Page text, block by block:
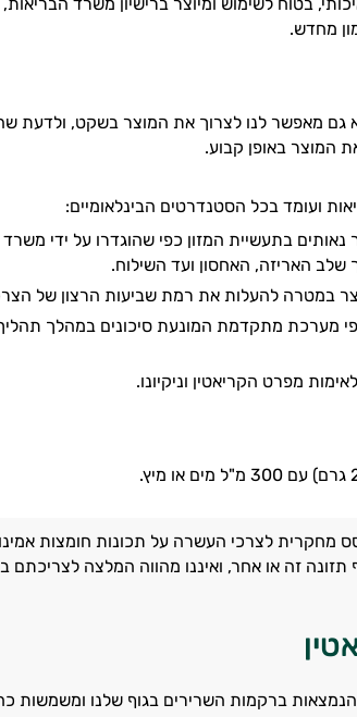
מחדש.
גם מאפשר לנו לצרוך את המוצר בשקט, ולדעת
המוצר באופן קבוע.
ועומד בכל הסטנדרטים הבינלאומיים:
נאותים בתעשיית המזון כפי שהוגדרו על ידי
שלב האריזה, האחסון ועד השילוח.
במטרה להעלות את רמת שביעות הרצון של
מערכת מתקדמת המונעת סיכונים במהלך
מפרט הקריאטין וניקיונו.
מחקרית לצרכי העשרה על תכונות חומצות
תזונה זה או אחר, ואיננו מהווה המלצה
הנמצאות ברקמות השרירים בגוף שלנו